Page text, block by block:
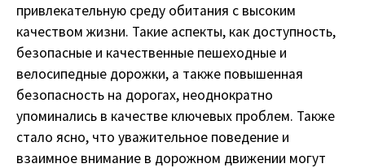
привлекательную среду обитания с высоким
качеством жизни. Такие аспекты, как доступность,
безопасные и качественные пешеходные и
велосипедные дорожки, а также повышенная
безопасность на дорогах, неоднократно
упоминались в качестве ключевых проблем. Также
стало ясно, что уважительное поведение и
взаимное внимание в дорожном движении могут